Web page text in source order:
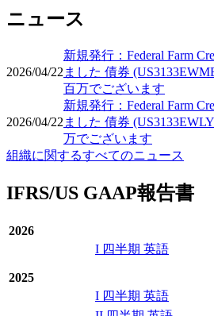
ニュース
2026/04/22
新規発行：Federal Farm
ました 債券
百万でございます
2026/04/22
新規発行：Federal Farm
ました 債券
万でございます
組織に関するすべてのニュース
IFRS/US GAAP報告書
2026
I 四半期 英語
2025
I 四半期 英語